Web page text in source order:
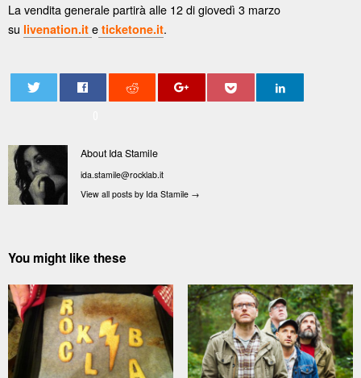
La vendita generale partirà alle 12 di giovedì 3 marzo
su livenation.it e ticketone.it.
About Ida Stamile
ida.stamile@rocklab.it
View all posts by Ida Stamile →
You might like these